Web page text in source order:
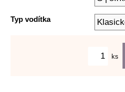
Typ vodítka
ks